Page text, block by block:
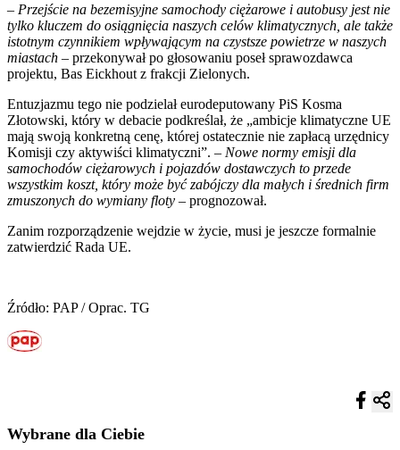
– Przejście na bezemisyjne samochody ciężarowe i autobusy jest nie
tylko kluczem do osiągnięcia naszych celów klimatycznych, ale także
istotnym czynnikiem wpływającym na czystsze powietrze w naszych
miastach – przekonywał po głosowaniu poseł sprawozdawca
projektu, Bas Eickhout z frakcji Zielonych.
Entuzjazmu tego nie podzielał eurodeputowany PiS Kosma
Złotowski, który w debacie podkreślał, że „ambicje klimatyczne UE
mają swoją konkretną cenę, której ostatecznie nie zapłacą urzędnicy
Komisji czy aktywiści klimatyczni”. – Nowe normy emisji dla
samochodów ciężarowych i pojazdów dostawczych to przede
wszystkim koszt, który może być zabójczy dla małych i średnich firm
zmuszonych do wymiany floty – prognozował.
Zanim rozporządzenie wejdzie w życie, musi je jeszcze formalnie
zatwierdzić Rada UE.
Źródło: PAP / Oprac. TG
Wybrane dla Ciebie